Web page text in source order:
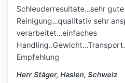
Schleuderresultate...sehr gute
Reinigung...qualitativ sehr
verarbeitet...einfaches
Empfehlung
Herr Stäger, Haslen, Schweiz